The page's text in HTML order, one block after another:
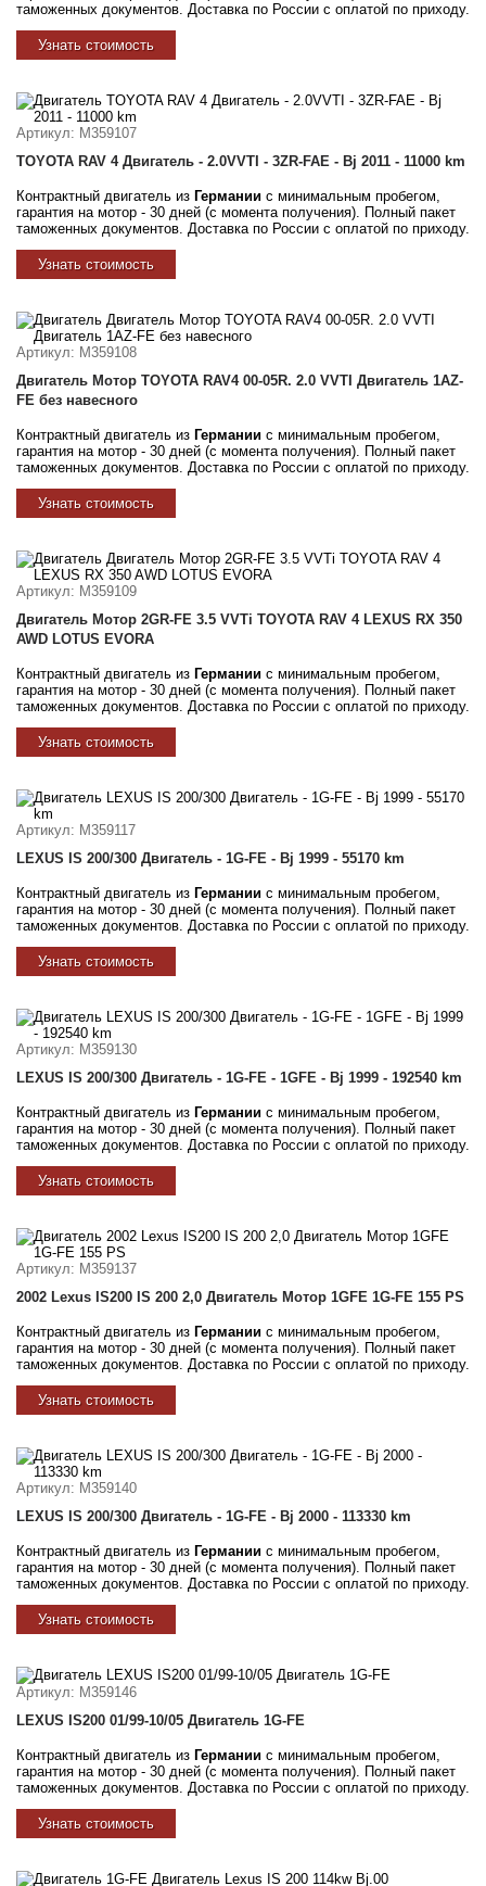
таможенных документов. Доставка по России с оплатой по приходу.
Узнать стоимость
Артикул: M359107
TOYOTA RAV 4 Двигатель - 2.0VVTI - 3ZR-FAE - Bj 2011 - 11000 km
Контрактный двигатель из Германии с минимальным пробегом,
гарантия на мотор - 30 дней (с момента получения). Полный пакет
таможенных документов. Доставка по России с оплатой по приходу.
Узнать стоимость
Артикул: M359108
Двигатель Мотор TOYOTA RAV4 00-05R. 2.0 VVTI Двигатель 1AZ-
FE без навесного
Контрактный двигатель из Германии с минимальным пробегом,
гарантия на мотор - 30 дней (с момента получения). Полный пакет
таможенных документов. Доставка по России с оплатой по приходу.
Узнать стоимость
Артикул: M359109
Двигатель Мотор 2GR-FE 3.5 VVTi TOYOTA RAV 4 LEXUS RX 350
AWD LOTUS EVORA
Контрактный двигатель из Германии с минимальным пробегом,
гарантия на мотор - 30 дней (с момента получения). Полный пакет
таможенных документов. Доставка по России с оплатой по приходу.
Узнать стоимость
Артикул: M359117
LEXUS IS 200/300 Двигатель - 1G-FE - Bj 1999 - 55170 km
Контрактный двигатель из Германии с минимальным пробегом,
гарантия на мотор - 30 дней (с момента получения). Полный пакет
таможенных документов. Доставка по России с оплатой по приходу.
Узнать стоимость
Артикул: M359130
LEXUS IS 200/300 Двигатель - 1G-FE - 1GFE - Bj 1999 - 192540 km
Контрактный двигатель из Германии с минимальным пробегом,
гарантия на мотор - 30 дней (с момента получения). Полный пакет
таможенных документов. Доставка по России с оплатой по приходу.
Узнать стоимость
Артикул: M359137
2002 Lexus IS200 IS 200 2,0 Двигатель Мотор 1GFE 1G-FE 155 PS
Контрактный двигатель из Германии с минимальным пробегом,
гарантия на мотор - 30 дней (с момента получения). Полный пакет
таможенных документов. Доставка по России с оплатой по приходу.
Узнать стоимость
Артикул: M359140
LEXUS IS 200/300 Двигатель - 1G-FE - Bj 2000 - 113330 km
Контрактный двигатель из Германии с минимальным пробегом,
гарантия на мотор - 30 дней (с момента получения). Полный пакет
таможенных документов. Доставка по России с оплатой по приходу.
Узнать стоимость
Артикул: M359146
LEXUS IS200 01/99-10/05 Двигатель 1G-FE
Контрактный двигатель из Германии с минимальным пробегом,
гарантия на мотор - 30 дней (с момента получения). Полный пакет
таможенных документов. Доставка по России с оплатой по приходу.
Узнать стоимость